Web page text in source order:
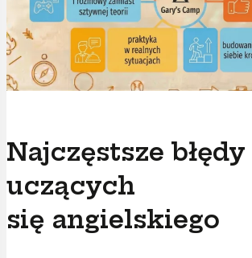
Najczęstsze
uczących
się angielskiego